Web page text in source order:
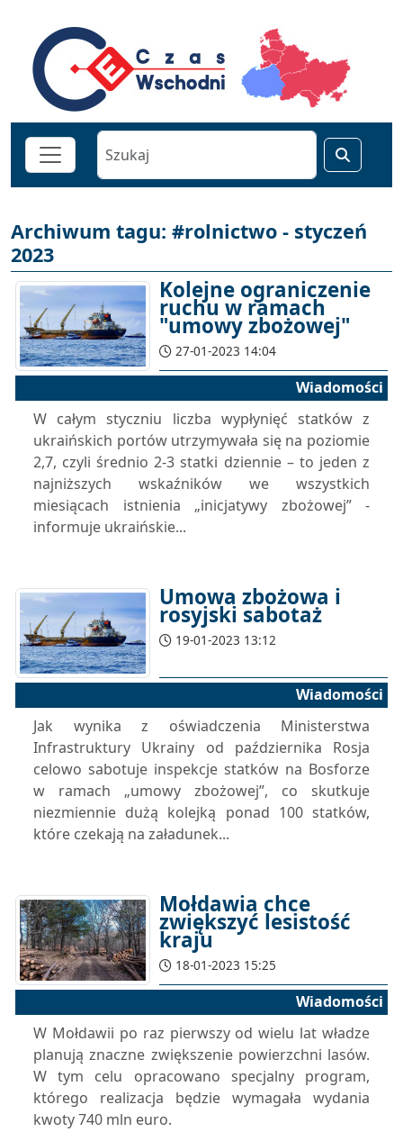
Archiwum tagu: #rolnictwo - styczeń
2023
Kolejne ograniczenie
ruchu w ramach
"umowy zbożowej"
27-01-2023 14:04
Wiadomości
W całym styczniu liczba wypłynięć statków z
ukraińskich portów utrzymywała się na poziomie
2,7, czyli średnio 2-3 statki dziennie – to jeden z
najniższych wskaźników we wszystkich
miesiącach istnienia „inicjatywy zbożowej” -
informuje ukraińskie...
Umowa zbożowa i
rosyjski sabotaż
19-01-2023 13:12
Wiadomości
Jak wynika z oświadczenia Ministerstwa
Infrastruktury Ukrainy od października Rosja
celowo sabotuje inspekcje statków na Bosforze
w ramach „umowy zbożowej”, co skutkuje
niezmiennie dużą kolejką ponad 100 statków,
które czekają na załadunek...
Mołdawia chce
zwiększyć lesistość
kraju
18-01-2023 15:25
Wiadomości
W Mołdawii po raz pierwszy od wielu lat władze
planują znaczne zwiększenie powierzchni lasów.
W tym celu opracowano specjalny program,
którego realizacja będzie wymagała wydania
kwoty 740 mln euro.